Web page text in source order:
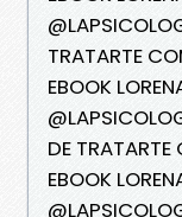
TRATARTE
EBOOK
DE
EBOOK